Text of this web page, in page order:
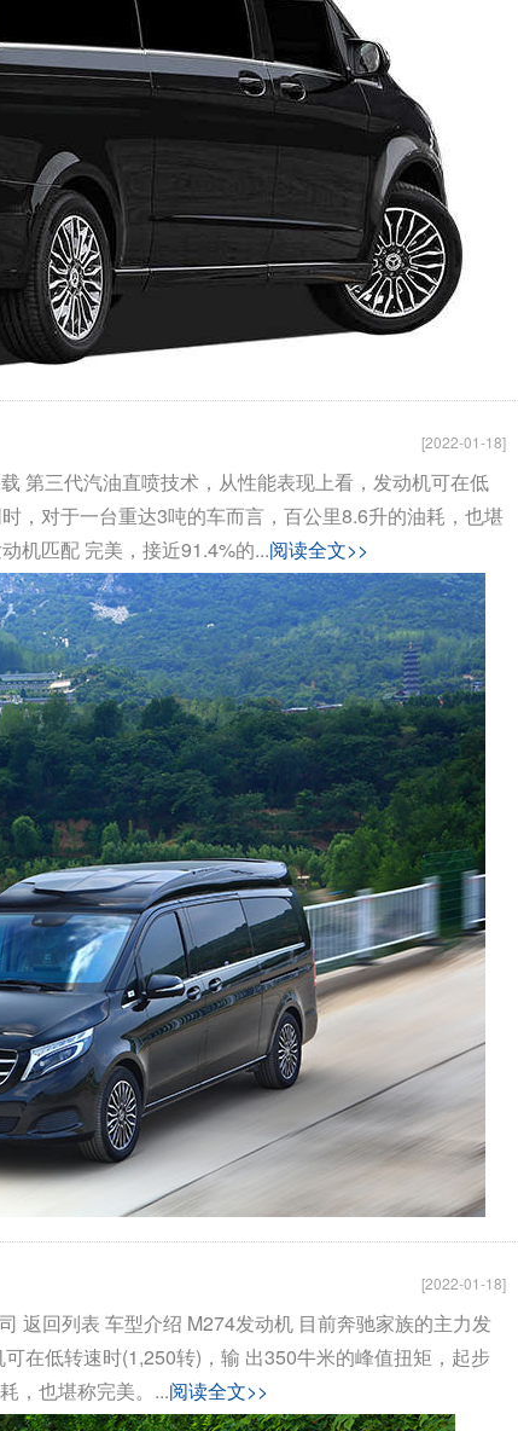
[2022-01-18]
第三代汽油直喷技术，从性能表现上看，发动机可在低
，对于一台重达3吨的车而言，百公里8.6升的油耗，也堪
机匹配 完美，接近91.4%的...阅读全文>>
[2022-01-18]
返回列表 车型介绍 M274发动机 目前奔驰家族的主力发
在低转速时(1,250转)，输 出350牛米的峰值扭矩，起步
，也堪称完美。...阅读全文>>